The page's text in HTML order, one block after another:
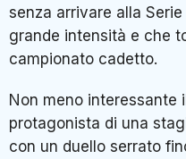
senza arrivare alla
grande intensità e che
campionato cadetto.
Non meno interessante
protagonista di una
con un duello serrato